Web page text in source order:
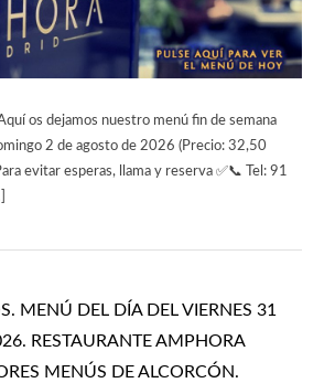
os dejamos nuestro menú fin de semana
2 de agosto de 2026 (Precio: 32,50
evitar esperas, llama y reserva ✅📞 Tel: 91
MENÚ DEL DÍA DEL VIERNES 31
RESTAURANTE AMPHORA
MENÚS DE ALCORCÓN.